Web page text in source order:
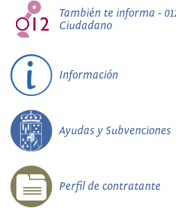
También te informa -
Ciudadano
Información
Ayudas y Subvenciones
Perfil de contratante